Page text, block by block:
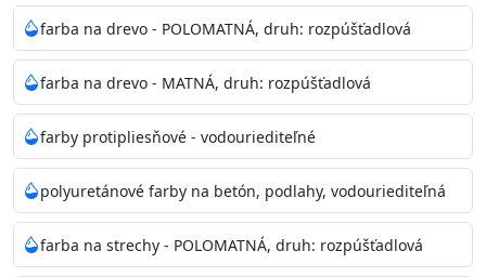
spôsobu aplikácie. Dobre premiešajte a občas opakujte
aj počas náteru. Naneste jednu
vrstvu štetcom, valčekom alebo striekacou pištoľou
farba zasychá na dotyk po 30-60min./23°C po
dokonalom preschnutí minimálne 3-
4hod/23°C je možné aplikovať ďalšiu vrstvu náteru.
Doba schnutia je závislá na poveternostných
podmienkach s vyššou vlhkosťou a nižšou
teplotou sa doba schnutia predlžuje.
farba na drevo - POLOMATNÁ, druh: rozpúšťadlová
farba na drevo - MATNÁ, druh: rozpúšťadlová
farby protipliesňové - vodouriediteľné
polyuretánové farby na betón, podlahy, vodouriediteľná
farba na strechy - POLOMATNÁ, druh: rozpúšťadlová